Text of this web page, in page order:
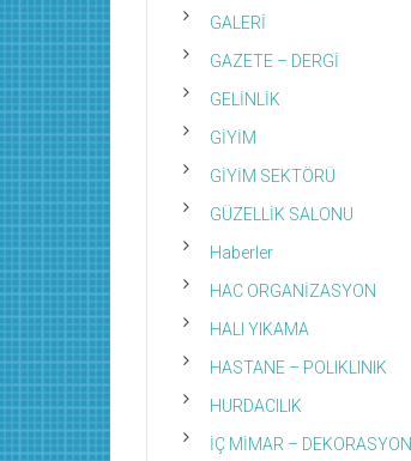
GALERİ
GAZETE – DERGİ
GELİNLİK
GİYİM
GİYİM SEKTÖRÜ
GÜZELLİK SALONU
Haberler
HAC ORGANİZASYON
HALI YIKAMA
HASTANE – POLIKLINIK
HURDACILIK
İÇ MİMAR – DEKORASYON